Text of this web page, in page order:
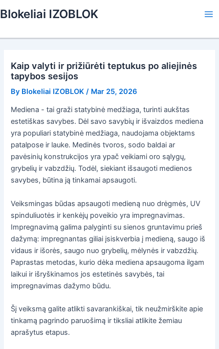
to
Blokeliai IZOBLOK
Kaip valyti ir prižiūrėti teptukus po aliejinės
tapybos sesijos
By Blokeliai IZOBLOK / Mar 25, 2026
Mediena - tai graži statybinė medžiaga, turinti aukštas
estetiškas savybes. Dėl savo savybių ir išvaizdos mediena
yra populiari statybinė medžiaga, naudojama objektams
patalpose ir lauke. Medinės tvoros, sodo baldai ar
pavėsinių konstrukcijos yra ypač veikiami oro sąlygų,
grybelių ir vabzdžių. Todėl, siekiant išsaugoti medienos
savybes, būtina ją tinkamai apsaugoti.
Veiksmingas būdas apsaugoti medieną nuo drėgmės, UV
spinduliuotės ir kenkėjų poveikio yra impregnavimas.
Impregnavimą galima palyginti su sienos gruntavimu prieš
dažymą: impregnantas giliai įsiskverbia į medieną, saugo iš
vidaus ir išorės, saugo nuo grybelių, mėlynės ir vabzdžių.
Paprastas metodas, kurio dėka mediena apsaugoma ilgam
laikui ir išryškinamos jos estetinės savybės, tai
impregnavimas dažymo būdu.
Šį veiksmą galite atlikti savarankiškai, tik neužmirškite apie
tinkamą pagrindo paruošimą ir tiksliai atlikite žemiau
aprašytus etapus.